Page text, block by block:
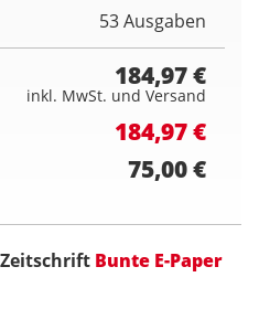
53 Ausgaben
184,97 €
inkl. MwSt. und Versand
184,97 €
75,00 €
Bunte E-Paper